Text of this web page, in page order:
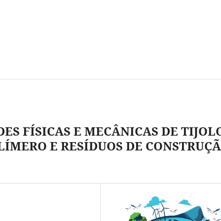
FÍSICAS E MECÂNICAS DE
E RESÍDUOS DE